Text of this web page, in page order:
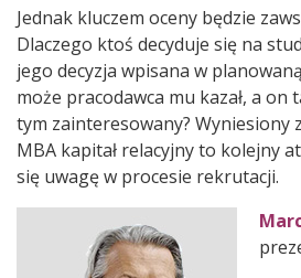
Jednak kluczem oceny będzie
Dlaczego ktoś decyduje się na
jego decyzja wpisana w
może pracodawca mu kazał, a
tym zainteresowany? Wyniesiony
MBA kapitał relacyjny to kolejny
się uwagę w procesie rekrutacji.